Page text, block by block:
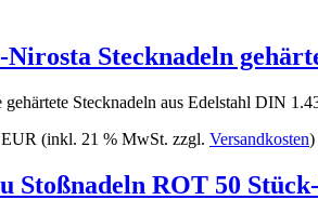
Nirosta Stecknadeln
gehärtete Stecknadeln aus Edelstahl DIN
(inkl. 21 % MwSt. zzgl. Versandkosten)
ROT 50